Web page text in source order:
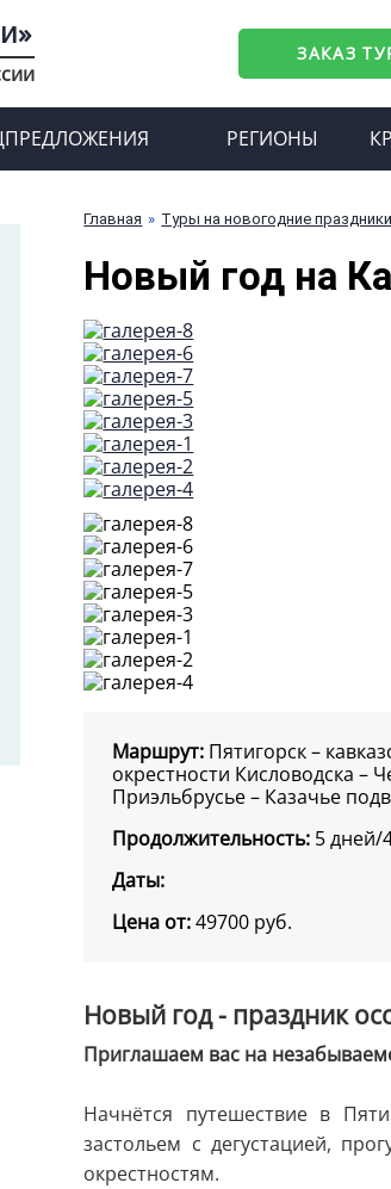
ЗАКАЗ
РЕГИОНЫ
Главная Туры на новогодние праздники
Новый год на
Маршрут: Пятигорск –
окрестности Кисловодска –
Приэльбрусье – Казачье
Продолжительность: 5 дней/
Даты:
Цена от:49700 руб.
Новый год - праздник
Приглашаем вас на
Начнётся путешествие в
застольем с дегустацией,
окрестностям.